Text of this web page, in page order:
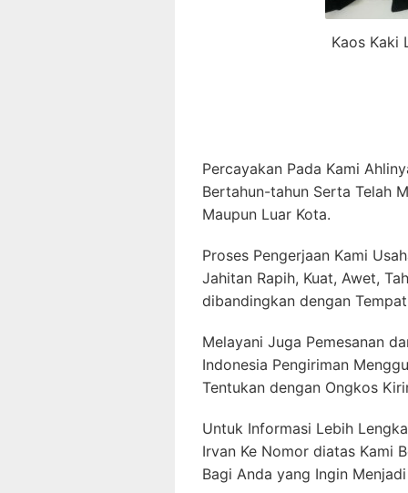
Kaos Kaki
Percayakan Pada Kami
Bertahun-tahun Serta Telah
Maupun Luar Kota.
Proses Pengerjaan Kami
Jahitan Rapih, Kuat, Awet,
dibandingkan dengan
Melayani Juga Pemesanan
Indonesia Pengiriman
Tentukan dengan Ongkos
Untuk Informasi Lebih
Irvan Ke Nomor diatas Kami
Bagi Anda yang Ingin